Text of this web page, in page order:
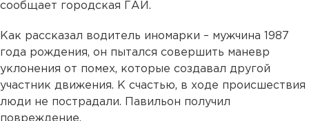
сообщает городская ГАИ.
Как рассказал водитель иномарки – мужчина 1987
года рождения, он пытался совершить маневр
уклонения от помех, которые создавал другой
участник движения. К счастью, в ходе происшествия
люди не пострадали. Павильон получил
повреждение.